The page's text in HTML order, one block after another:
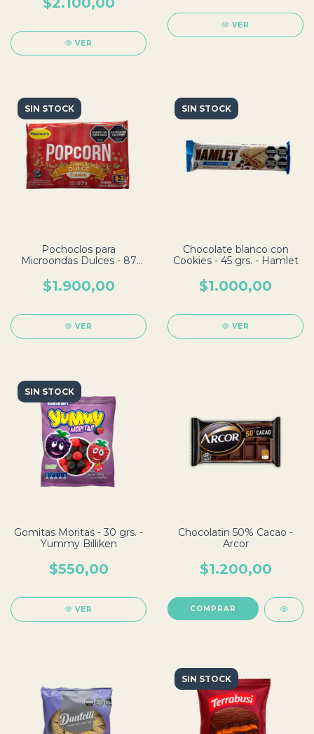
VER
VER
SIN STOCK
Pochoclos para
Microondas Dulces - 87
$1.900,00
VER
SIN STOCK
Chocolate blanco con
Cookies - 45 grs. - Hamlet
$1.000,00
VER
SIN STOCK
Gomitas Moritas - 30 grs. -
Yummy Billiken
$550,00
VER
Chocolatin 50% Cacao -
Arcor
$1.200,00
SIN STOCK